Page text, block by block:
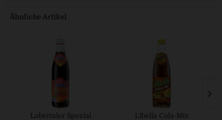
Ähnliche Artikel
Labertaler Spezial Libella Cola-Mix